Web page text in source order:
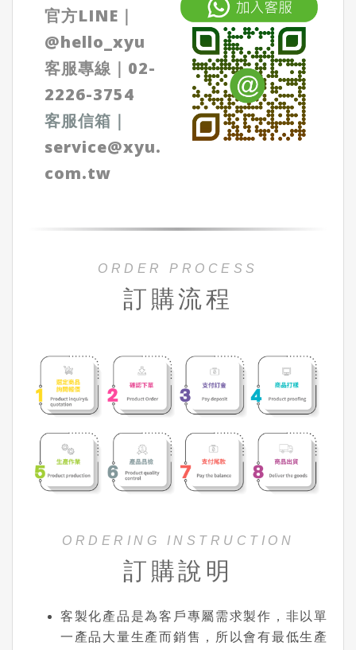
官方LINE｜
@hello_xyu
客服專線｜ 02-
2226-3754
客服信箱 ｜
service@xyu.
com.tw
ORDER PROCESS
訂購流程
ORDERING INSTRUCTION
訂購說明
客製化產品是為客戶專屬需求製作，非以單
一產品大量生產而銷售，所以會有最低生產